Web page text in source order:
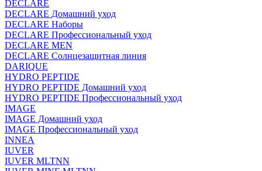
DECLARE
DECLARE Домашний уход
DECLARE Наборы
DECLARE Профессиональный уход
DECLARE MEN
DECLARE Солнцезащитная линия
DARIQUE
HYDRO PEPTIDE
HYDRO PEPTIDE Домашний уход
HYDRO PEPTIDE Профессиональный уход
IMAGE
IMAGE Домашний уход
IMAGE Профессиональный уход
INNEA
IUVER
IUVER MLTNN